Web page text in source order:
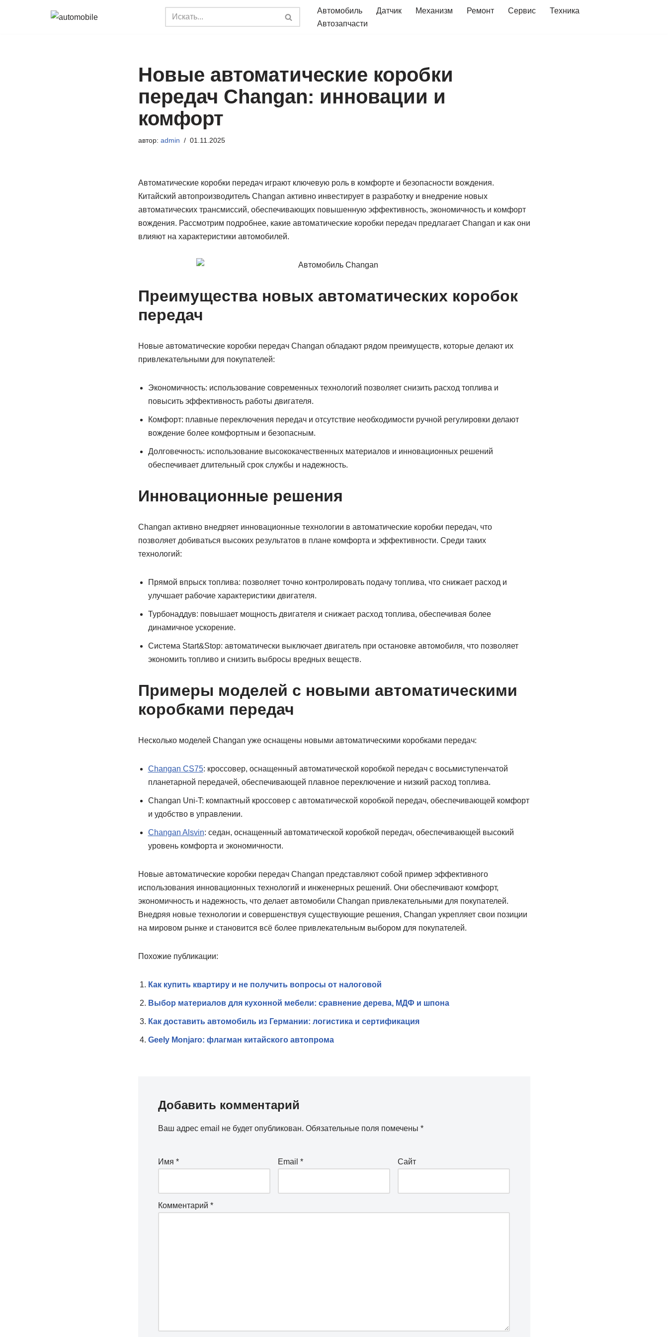
Автомобиль Датчик Механизм Ремонт Сервис
Техника
Автозапчасти
Новые автоматические коробки
передач Changan: инновации и
комфорт
автор: admin 01.11.2025
Автоматические коробки передач играют ключевую роль в комфорте и безопасности вождения.
Китайский автопроизводитель Changan активно инвестирует в разработку и внедрение новых
автоматических трансмиссий, обеспечивающих повышенную эффективность, экономичность и комфорт
вождения. Рассмотрим подробнее, какие автоматические коробки передач предлагает Changan и как они
влияют на характеристики автомобилей.
Преимущества новых автоматических коробок
передач
Новые автоматические коробки передач Changan обладают рядом преимуществ, которые делают их
привлекательными для покупателей:
Экономичность: использование современных технологий позволяет снизить расход топлива и
повысить эффективность работы двигателя.
Комфорт: плавные переключения передач и отсутствие необходимости ручной регулировки делают
вождение более комфортным и безопасным.
Долговечность: использование высококачественных материалов и инновационных решений
обеспечивает длительный срок службы и надежность.
Инновационные решения
Changan активно внедряет инновационные технологии в автоматические коробки передач, что
позволяет добиваться высоких результатов в плане комфорта и эффективности. Среди таких
технологий:
Прямой впрыск топлива: позволяет точно контролировать подачу топлива, что снижает расход и
улучшает рабочие характеристики двигателя.
Турбонаддув: повышает мощность двигателя и снижает расход топлива, обеспечивая более
динамичное ускорение.
Система Start&Stop: автоматически выключает двигатель при остановке автомобиля, что позволяет
экономить топливо и снизить выбросы вредных веществ.
Примеры моделей с новыми автоматическими
коробками передач
Несколько моделей Changan уже оснащены новыми автоматическими коробками передач:
Changan CS75: кроссовер, оснащенный автоматической коробкой передач с восьмиступенчатой
планетарной передачей, обеспечивающей плавное переключение и низкий расход топлива.
Changan Uni-T: компактный кроссовер с автоматической коробкой передач, обеспечивающей комфорт
и удобство в управлении.
Changan Alsvin: седан, оснащенный автоматической коробкой передач, обеспечивающей высокий
уровень комфорта и экономичности.
Новые автоматические коробки передач Changan представляют собой пример эффективного
использования инновационных технологий и инженерных решений. Они обеспечивают комфорт,
экономичность и надежность, что делает автомобили Changan привлекательными для покупателей.
Внедряя новые технологии и совершенствуя существующие решения, Changan укрепляет свои позиции
на мировом рынке и становится всё более привлекательным выбором для покупателей.
Похожие публикации:
Как купить квартиру и не получить вопросы от налоговой
Выбор материалов для кухонной мебели: сравнение дерева, МДФ и шпона
Как доставить автомобиль из Германии: логистика и сертификация
Geely Monjaro: флагман китайского автопрома
Добавить комментарий
Ваш адрес email не будет опубликован. Обязательные поля помечены *
Имя * Email * Сайт
Комментарий *